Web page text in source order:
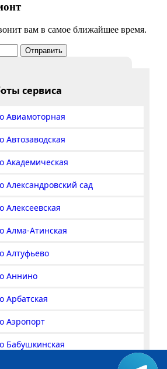
вам в самое ближайшее время.
Отправить
сервиса
Авиамоторная
Автозаводская
Академическая
Александровский сад
Алексеевская
Алма-Атинская
Алтуфьево
Аннино
Арбатская
Аэропорт
Бабушкинская